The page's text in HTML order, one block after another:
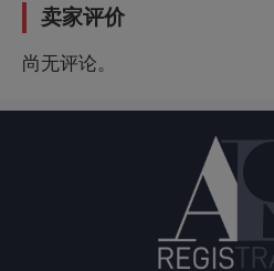
卖家评价
尚无评论。